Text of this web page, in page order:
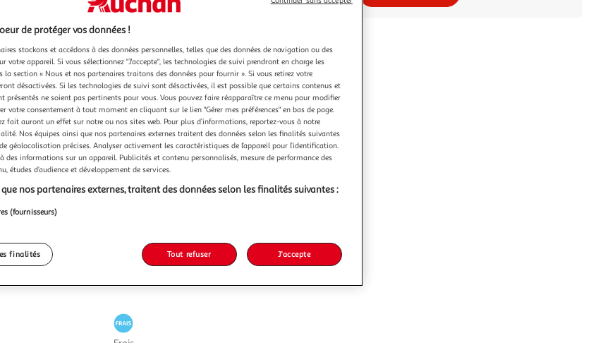
de protéger vos données !
stockons et accédons à des données personnelles, telles que des données de navigation ou des
votre appareil. Si vous sélectionnez "J'accepte", les technologies de suivi prendront en charge les
la section « Nous et nos partenaires traitons des données pour fournir ». Si vous retirez votre
désactivées. Si les technologies de suivi sont désactivées, il est possible que certains contenus et
présentés ne soient pas pertinents pour vous. Vous pouvez faire réapparaître ce menu pour modifier
votre consentement à tout moment en cliquant sur le lien "Gérer mes préférences" en bas de page.
fait auront un effet sur notre ou nos sites web. Pour plus d’informations, reportez-vous à notre
Nos équipes ainsi que nos partenaires externes traitent des données selon les finalités suivantes
géolocalisation précises. Analyser activement les caractéristiques de l’appareil pour l’identification.
des informations sur un appareil. Publicités et contenu personnalisés, mesure de performance des
études d’audience et développement de services.
que nos partenaires externes, traitent des données selon les finalités suivantes :
(fournisseurs)
finalités Tout refuser J'accepte